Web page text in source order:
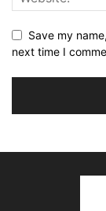
Save my
next time I